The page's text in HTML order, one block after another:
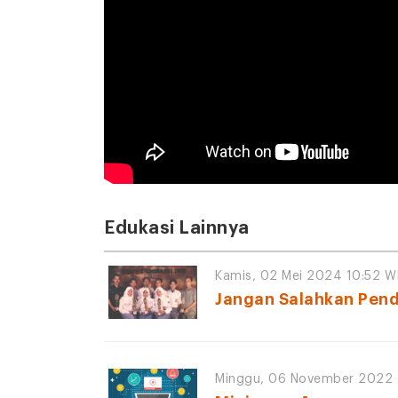
Edukasi Lainnya
Kamis, 02 Mei 2024 10:52
Jangan Salahkan
Minggu, 06 November 2022